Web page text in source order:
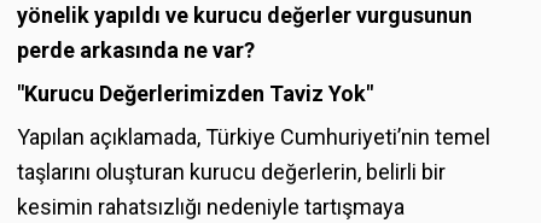
yönelik yapıldı ve kurucu değerler vurgusunun
perde arkasında ne var?
"Kurucu Değerlerimizden Taviz Yok"
Yapılan açıklamada, Türkiye Cumhuriyeti’nin temel
taşlarını oluşturan kurucu değerlerin, belirli bir
kesimin rahatsızlığı nedeniyle tartışmaya